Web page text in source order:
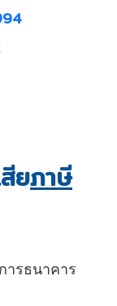
ยภาษี
ารธนาคาร